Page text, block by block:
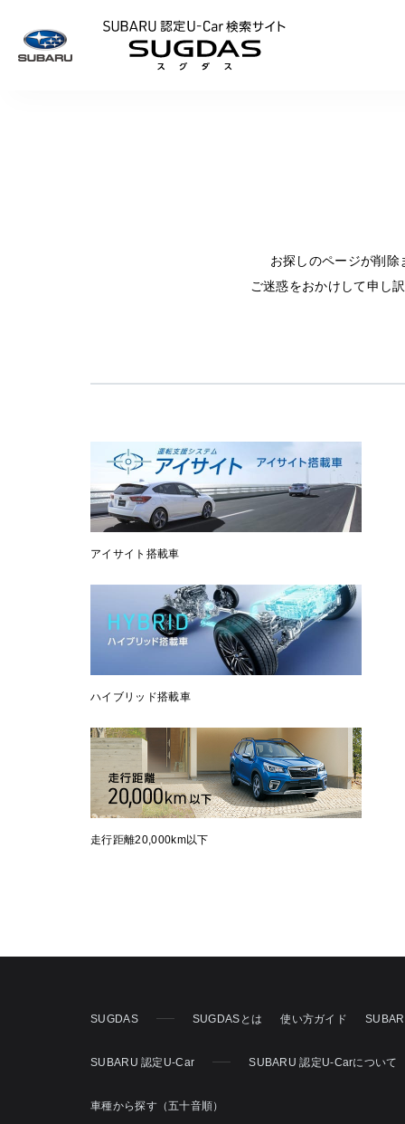
お探しのページが削
ご迷惑をおかけして申し
アイサイト搭載車
ハイブリッド搭載車
走行距離20,000km以下
SUGDAS SUGDASとは 使い方ガイド
SUBARU 認定U-Car SUBARU 認定U-Carについて
車種から探す（五十音順）